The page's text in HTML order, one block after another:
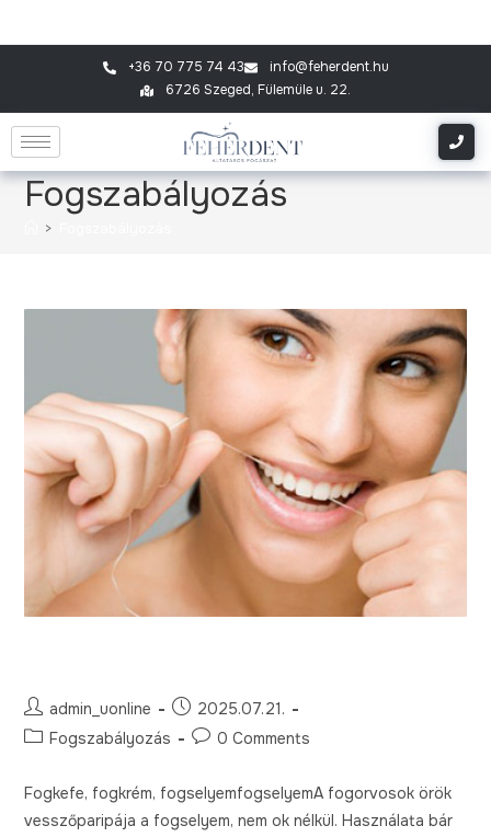
+36 70 775 74 43
info@feherdent.hu
6726 Szeged, Fülemüle u. 22.
Fogszabályozás
>
admin_uonline
2025.07.21.
Fogszabályozás
0 Comments
Fogkefe, fogkrém, fogselyemfogselyemA fogorvosok örök
vesszőparipája a fogselyem, nem ok nélkül. Használata bár